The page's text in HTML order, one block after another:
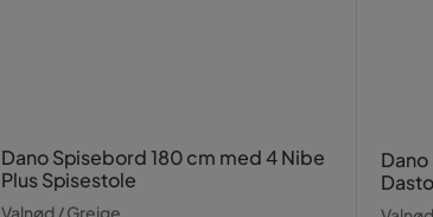
Dano Spisebord 180 cm med 4 Nibe
Plus Spisestole
Valnød / Greige